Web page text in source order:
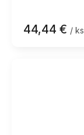
44,44 € / ks